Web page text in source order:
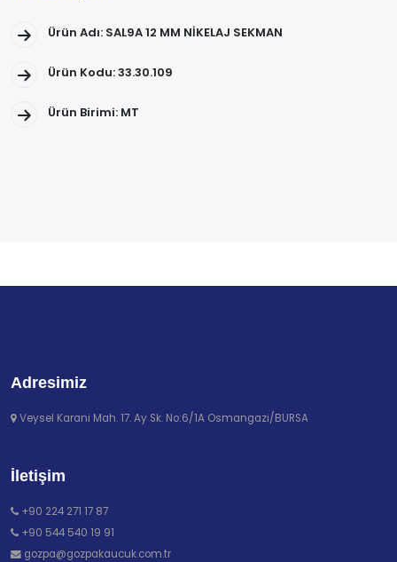
Ürün Adı: SAL9A 12 MM NİKELAJ SEKMAN
Ürün Kodu: 33.30.109
Ürün Birimi: MT
Adresimiz
Veysel Karani Mah. 17. Ay Sk. No:6/1A Osmangazi/BURSA
İletişim
+90 224 271 17 87
+90 544 540 19 91
gozpa@gozpakaucuk.com.tr